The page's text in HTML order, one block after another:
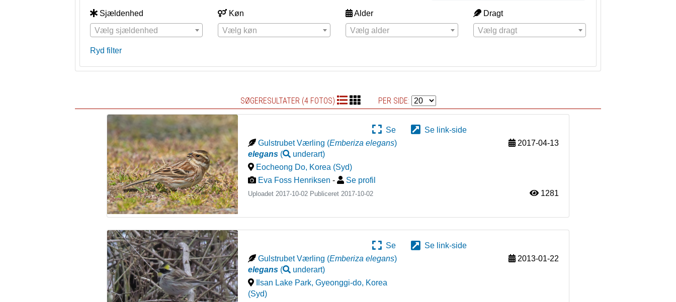
Sjældenhed
Vælg sjældenhed
Køn
Vælg køn
Alder
Vælg alder
Dragt
Vælg dragt
Ryd filter
SØGERESULTATER (4 FOTOS) PER SIDE:
Se
Se link-side
Gulstrubet Værling (Emberiza elegans)
elegans ( underart)
2017-04-13
Eocheong Do, Korea (Syd)
Eva Foss Henriksen - Se profil
Uploadet 2017-10-02 Publiceret2017-10-02 1281
Se
Se link-side
Gulstrubet Værling (Emberiza elegans)
elegans ( underart)
2013-01-22
Ilsan Lake Park, Gyeonggi-do, Korea
(Syd)